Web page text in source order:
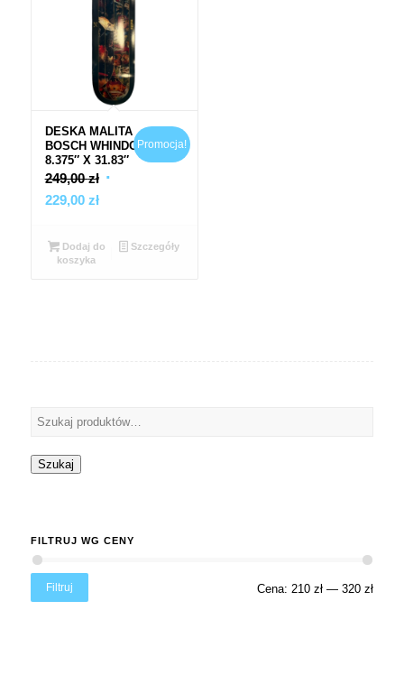
DESKA MALITA
BOSCH WHINDOW
8.375″ X 31.83″
249,00zł Pierwotna
249,00 zł.
229,00 złAktualna
wynosi:
Promocja!
Dodaj do
koszyka
Szczegóły
Szukaj
FILTRUJ WG CENY
Filtruj Cena: 210 zł —320 zł